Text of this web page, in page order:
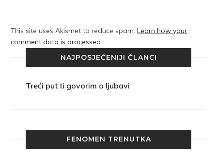
This site uses Akismet to reduce spam.Learn how your
comment data is processed.
NAJPOSJEĆENIJI ČLANCI
Treći put ti govorim o ljubavi
FENOMEN TRENUTKA